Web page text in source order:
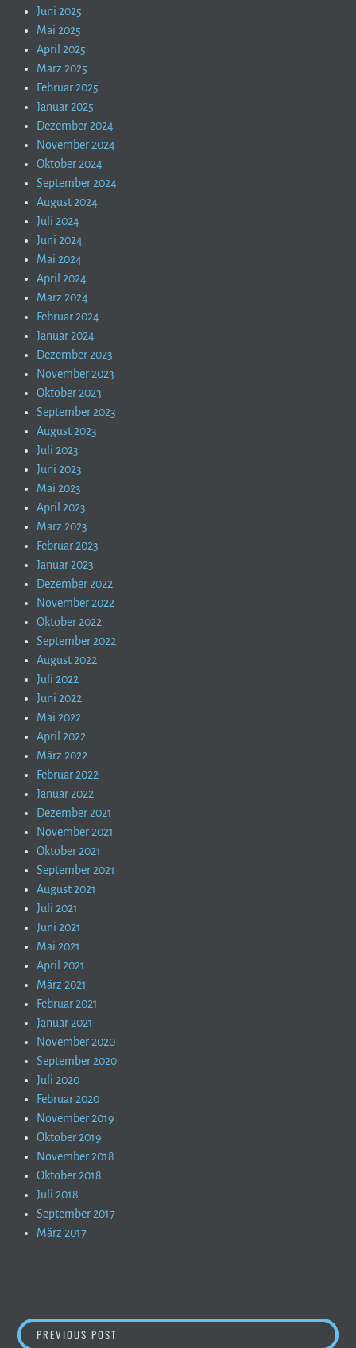
Juni 2025
Mai 2025
April 2025
März 2025
Februar 2025
Januar 2025
Dezember 2024
November 2024
Oktober 2024
September 2024
August 2024
Juli 2024
Juni 2024
Mai 2024
April 2024
März 2024
Februar 2024
Januar 2024
Dezember 2023
November 2023
Oktober 2023
September 2023
August 2023
Juli 2023
Juni 2023
Mai 2023
April 2023
März 2023
Februar 2023
Januar 2023
Dezember 2022
November 2022
Oktober 2022
September 2022
August 2022
Juli 2022
Juni 2022
Mai 2022
April 2022
März 2022
Februar 2022
Januar 2022
Dezember 2021
November 2021
Oktober 2021
September 2021
August 2021
Juli 2021
Juni 2021
Mai 2021
April 2021
März 2021
Februar 2021
Januar 2021
November 2020
September 2020
Juli 2020
Februar 2020
November 2019
Oktober 2019
November 2018
Oktober 2018
Juli 2018
September 2017
März 2017
BEITRAGSNAVIGATION
PREVIOUS POST